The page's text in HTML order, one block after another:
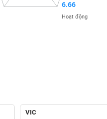
6.66
Hoạt động
VIC